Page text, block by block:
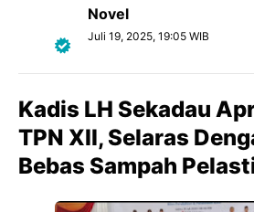
Novel
Juli 19, 2025, 19:05 WIB
Kadis LH Sekadau
TPN XII, Selaras
Bebas Sampah